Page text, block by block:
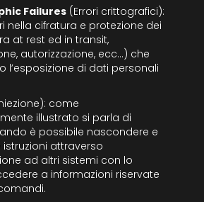
Failures (Errori crittografici):
nella cifratura e protezione dei
at rest ed in transit,
autorizzazione, ecc…) che
l’esposizione di dati personali
come
illustrato si parla di
è possibile nascondere e
attraverso
ad altri sistemi con lo
a informazioni riservate